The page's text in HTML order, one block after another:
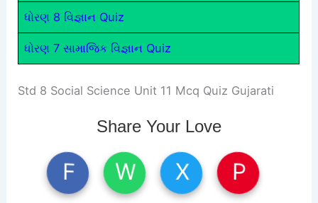
ધોરણ 8 વિજ્ઞાન Quiz
ધોરણ 7 સામાજિક વિજ્ઞાન Quiz
Std 8 Social Science Unit 11 Mcq Quiz Gujarati
Share Your Love
F W X P